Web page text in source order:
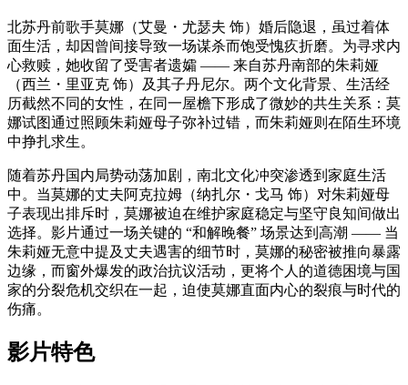
北苏丹前歌手莫娜（艾曼・尤瑟夫 饰）婚后隐退，虽过着体
面生活，却因曾间接导致一场谋杀而饱受愧疚折磨。为寻求内
心救赎，她收留了受害者遗孀 —— 来自苏丹南部的朱莉娅
（西兰・里亚克 饰）及其子丹尼尔。两个文化背景、生活经
历截然不同的女性，在同一屋檐下形成了微妙的共生关系：莫
娜试图通过照顾朱莉娅母子弥补过错，而朱莉娅则在陌生环境
中挣扎求生。
随着苏丹国内局势动荡加剧，南北文化冲突渗透到家庭生活
中。当莫娜的丈夫阿克拉姆（纳扎尔・戈马 饰）对朱莉娅母
子表现出排斥时，莫娜被迫在维护家庭稳定与坚守良知间做出
选择。影片通过一场关键的 “和解晚餐” 场景达到高潮 —— 当
朱莉娅无意中提及丈夫遇害的细节时，莫娜的秘密被推向暴露
边缘，而窗外爆发的政治抗议活动，更将个人的道德困境与国
家的分裂危机交织在一起，迫使莫娜直面内心的裂痕与时代的
伤痛。
影片特色